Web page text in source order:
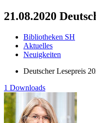
21.08.2020
Bibliotheken SH
Aktuelles
Neuigkeiten
Deutscher Lesepreis
1 Downloads